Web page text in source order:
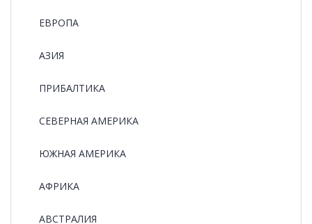
ЕВРОПА
АЗИЯ
ПРИБАЛТИКА
СЕВЕРНАЯ АМЕРИКА
ЮЖНАЯ АМЕРИКА
АФРИКА
АВСТРАЛИЯ